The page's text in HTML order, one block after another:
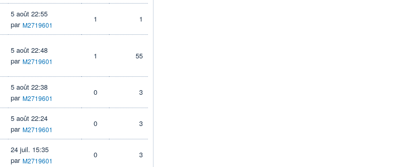
5 août 22:55
par M2719601
1 1
5 août 22:48
par M2719601
1 55
5 août 22:38
par M2719601
0 3
5 août 22:24
par M2719601
0 3
24 juil. 15:35
par M2719601
0 3